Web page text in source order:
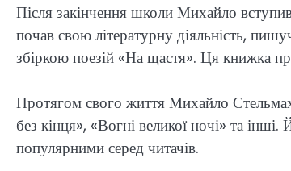
Після закінчення школи Михайло
почав свою літературну діяльність,
збіркою поезій «На щастя». Ця книжка
Протягом свого життя Михайло
без кінця», «Вогні великої ночі» та
популярними серед читачів.